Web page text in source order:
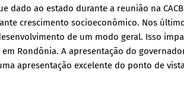
dado ao estado durante a reunião na
crescimento socioeconômico. Nos
de um modo geral. Isso
Rondônia. A apresentação do
apresentação excelente do ponto de